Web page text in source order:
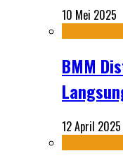
10 Mei 2025
BMM
12 April 2025